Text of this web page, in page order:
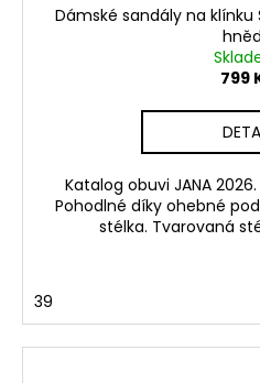
Dámské sandály na klínku
799
Katalog obuvi JANA
Pohodlné díky ohebné
stélka. Tvarovaná
39